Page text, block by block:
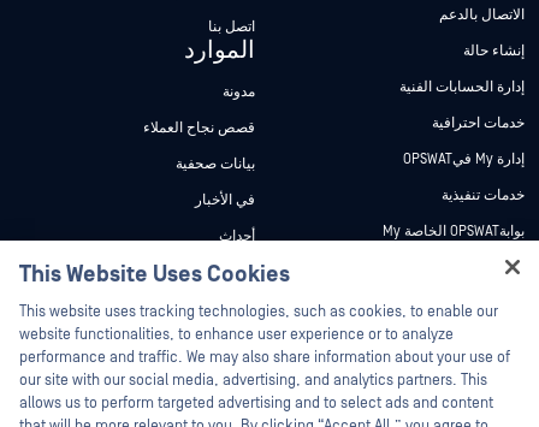
الاتصال بالدعم
إنشاء حالة
إدارة الحسابات الفنية
خدمات احترافية
إدارة My فيOPSWAT
خدمات تنفيذية
بوابةOPSWAT الخاصة My
وثائق تقنية
دورات تدريبية
برنامج الثغرات الأمنية
الشركاء
شهادات
اتصل بنا
الموارد
مدونة
قصص نجاح العملاء
بيانات صحفية
في الأخبار
أحداث
ندوات عبر الإنترنت
أوراق البيانات
مستندات تقنية
أدوات مجانية
This Website Uses Cookies
This website uses tracking technologies, such as cookies, to enable our
website functionalities, to enhance user experience or to analyze
performance and traffic. We may also share information about your use of
our site with our social media, advertising, and analytics partners. This
allows us to perform targeted advertising and to select ads and content
Hey there!
I'm Ozzy, your OPSWAT virtual assistant.
How can I help you secure what's critical
today?